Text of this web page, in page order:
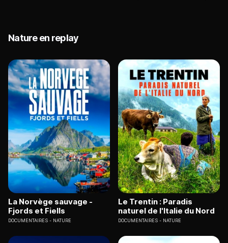
Nature en replay
La Norvège sauvage -
Fjords et Fiells
DOCUMENTAIRES NATURE
Le Trentin : Paradis
naturel de l'Italie du Nord
DOCUMENTAIRES NATURE